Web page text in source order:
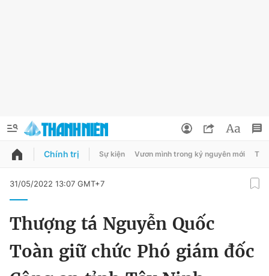
QUẢNG CÁO ĐẶT BÁO
Chuyên mục
Đổi mật khẩu
Tin đã lưu
Chính trị Sự kiện Vươn mình trong kỷ nguyên mới
31/05/2022 13:07 GMT+7
Thượng tá Nguyễn Quốc
Toàn giữ chức Phó giám đốc